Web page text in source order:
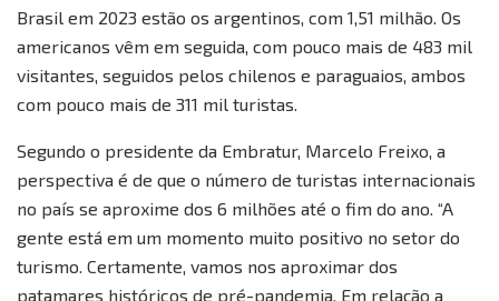
Brasil em 2023 estão os argentinos, com 1,51 milhão. Os
americanos vêm em seguida, com pouco mais de 483 mil
visitantes, seguidos pelos chilenos e paraguaios, ambos
com pouco mais de 311 mil turistas.
Segundo o presidente da Embratur, Marcelo Freixo, a
perspectiva é de que o número de turistas internacionais
no país se aproxime dos 6 milhões até o fim do ano. “A
gente está em um momento muito positivo no setor do
turismo. Certamente, vamos nos aproximar dos
patamares históricos de pré-pandemia. Em relação a